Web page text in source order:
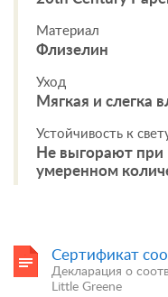
Материал
Флизелин
Уход
Мягкая и слегка
Устойчивость к
Не выгорают при
умеренном
Сертификат
Декларация о
Little Greene